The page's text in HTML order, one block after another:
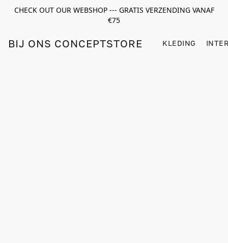
CHECK OUT OUR WEBSHOP --- GRATIS VERZENDING VANAF
€75
BIJ ONS CONCEPTSTORE KLEDING